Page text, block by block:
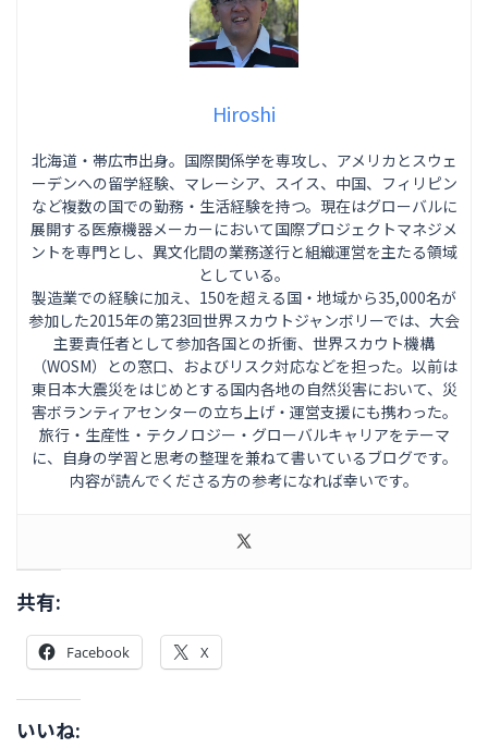
Hiroshi
北海道・帯広市出身。国際関係学を専攻し、アメリカとスウェ
ーデンへの留学経験、マレーシア、スイス、中国、フィリピン
など複数の国での勤務・生活経験を持つ。現在はグローバルに
展開する医療機器メーカーにおいて国際プロジェクトマネジメ
ントを専門とし、異文化間の業務遂行と組織運営を主たる領域
としている。
製造業での経験に加え、150を超える国・地域から35,000名が
参加した2015年の第23回世界スカウトジャンボリーでは、大会
主要責任者として参加各国との折衝、世界スカウト機構
（WOSM）との窓口、およびリスク対応などを担った。以前は
東日本大震災をはじめとする国内各地の自然災害において、災
害ボランティアセンターの立ち上げ・運営支援にも携わった。
旅行・生産性・テクノロジー・グローバルキャリアをテーマ
に、自身の学習と思考の整理を兼ねて書いているブログです。
内容が読んでくださる方の参考になれば幸いです。
共有:
Facebook X
いいね: